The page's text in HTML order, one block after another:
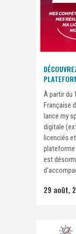
À partir du
Française
lance my
digitale
licenciés
plateforme
est
29 août,